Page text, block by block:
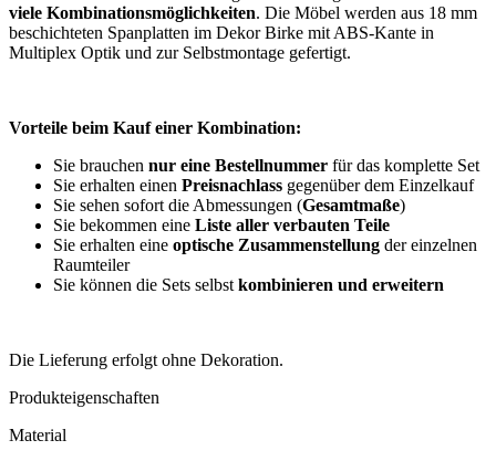
viele Kombinationsmöglichkeiten. Die Möbel werden aus 18 mm
beschichteten Spanplatten im Dekor Birke mit ABS-Kante in
Multiplex Optik und zur Selbstmontage gefertigt.
Vorteile beim Kauf einer Kombination:
Sie brauchen nur eine Bestellnummer für das komplette Set
Sie erhalten einen Preisnachlass gegenüber dem Einzelkauf
Sie sehen sofort die Abmessungen (Gesamtmaße)
Sie bekommen eine Liste aller verbauten Teile
Sie erhalten eine optische Zusammenstellung der einzelnen
Raumteiler
Sie können die Sets selbst kombinieren und erweitern
Die Lieferung erfolgt ohne Dekoration.
Produkteigenschaften
Material